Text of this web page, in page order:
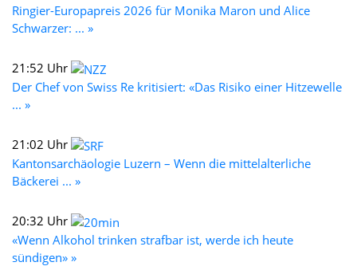
Ringier-Europapreis 2026 für Monika Maron und Alice
Schwarzer: ... »
21:52 Uhr
Der Chef von Swiss Re kritisiert: «Das Risiko einer Hitzewelle
... »
21:02 Uhr
Kantonsarchäologie Luzern – Wenn die mittelalterliche
Bäckerei ... »
20:32 Uhr
«Wenn Alkohol trinken strafbar ist, werde ich heute
sündigen» »